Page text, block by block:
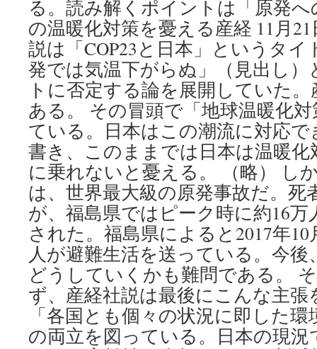
る。読み解くポイントは「原発
の温暖化対策を憂える産経 11月
説は「COP23と日本」というタ
発では気温下がらぬ」（見出し
トに否定する論を展開していた
ある。 その冒頭で「地球温暖化
ている。日本はこの潮流に対応
書き、このままでは日本は温暖化
に乗れないと憂える。 （略） し
は、世界最大級の原発事故だ。
が、福島県ではピーク時に約16
された。福島県によると2017年10
人が避難生活を送っている。今
どうしていくかも難問である。
ず、産経社説は最後にこんな主
「各国とも個々の状況に即した
の両立を図っている。日本の現